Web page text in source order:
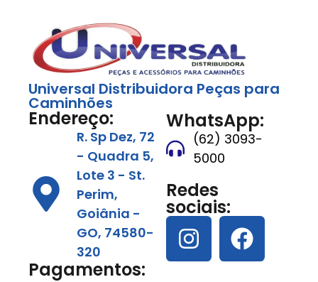
Universal Distribuidora Peças para
Caminhões
Endereço:
R. Sp Dez, 72
- Quadra 5,
Lote 3 - St.
Perim,
Goiânia -
GO, 74580-
320
Pagamentos:
WhatsApp:
(62) 3093-
5000
Redes
sociais: